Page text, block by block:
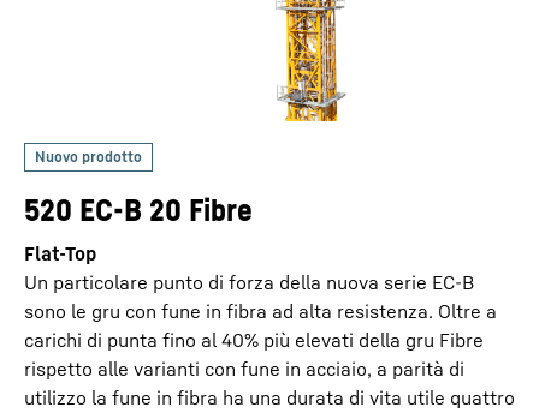
520 EC-B 20 Fibre
Flat-Top
Un particolare punto di forza della nuova serie EC-B
sono le gru con fune in fibra ad alta resistenza. Oltre a
carichi di punta fino al 40% più elevati della gru Fibre
rispetto alle varianti con fune in acciaio, a parità di
utilizzo la fune in fibra ha una durata di vita utile quattro